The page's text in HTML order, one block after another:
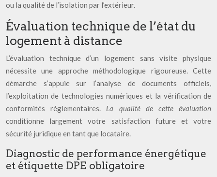
ou la qualité de l’isolation par l’extérieur.
Évaluation technique de l’état du
logement à distance
L’évaluation technique d’un logement sans visite physique
nécessite une approche méthodologique rigoureuse. Cette
démarche s’appuie sur l’analyse de documents officiels,
l’exploitation de technologies numériques et la vérification de
conformités réglementaires. La qualité de cette évaluation
conditionne largement votre satisfaction future et votre
sécurité juridique en tant que locataire.
Diagnostic de performance énergétique
et étiquette DPE obligatoire